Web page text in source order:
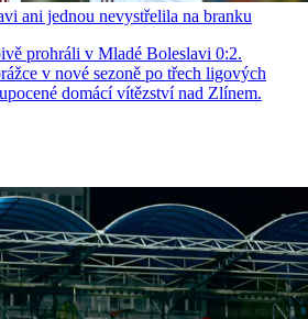
ani jednou nevystřelila na branku
prohráli v Mladé Boleslavi 0:2.
v nové sezoně po třech ligových
domácí vítězství nad Zlínem.